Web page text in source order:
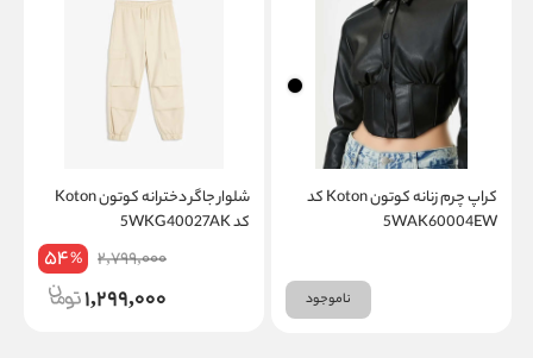
کراپ چرم زنانه کوتون Koton کد
5WAK60004EW
ناموجود
شلوار جاگر دخترانه کوتون Koton
کد 5WKG40027AK
2,799,000
54%
1,299,000